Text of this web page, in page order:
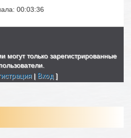
: 00:03:36
могут только зарегистрированные
| Вход ]